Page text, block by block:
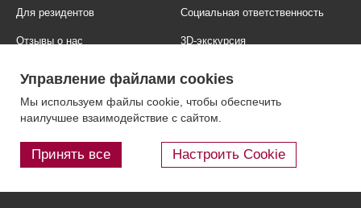
Для резидентов Социальная ответственность
Отзывы о нас 3D-экскурсия
Контакты Блог
Управление файлами cookies
Мы используем файлы cookie, чтобы обеспечить
наилучшее взаимодействие с сайтом.
Принять все Настроить Cookie